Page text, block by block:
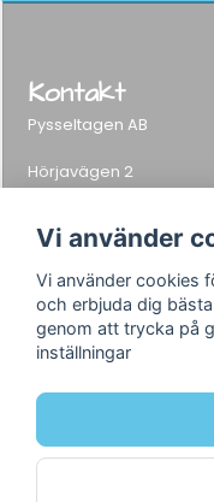
Kontakt
Pysseltagen AB
Hörjavägen 2
282 34 Tyringe, Sweden
E-post:
Info
Varumärken
Om oss
Kontakt
Vi använder
Vi använder cookies
och erbjuda dig
genom att trycka på
inställningar